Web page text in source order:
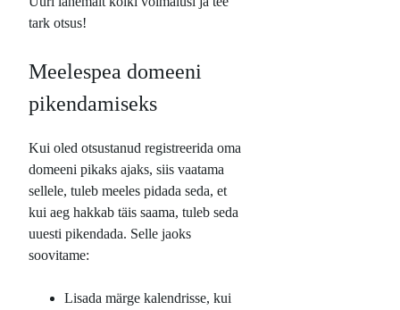
tark otsus!
Meelespea domeeni
pikendamiseks
Kui oled otsustanud registreerida oma
domeeni pikaks ajaks, siis vaatama
sellele, tuleb meeles pidada seda, et
kui aeg hakkab täis saama, tuleb seda
uuesti pikendada. Selle jaoks
soovitame:
Lisada märge kalendrisse, kui